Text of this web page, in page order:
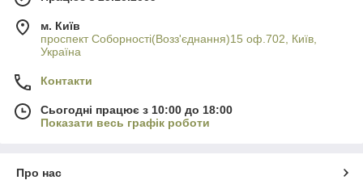
м. Київ
проспект Соборності(Возз'єднання)15 оф.702, Київ,
Україна
Контакти
Сьогодні працює з 10:00 до 18:00
Показати весь графік роботи
Про нас